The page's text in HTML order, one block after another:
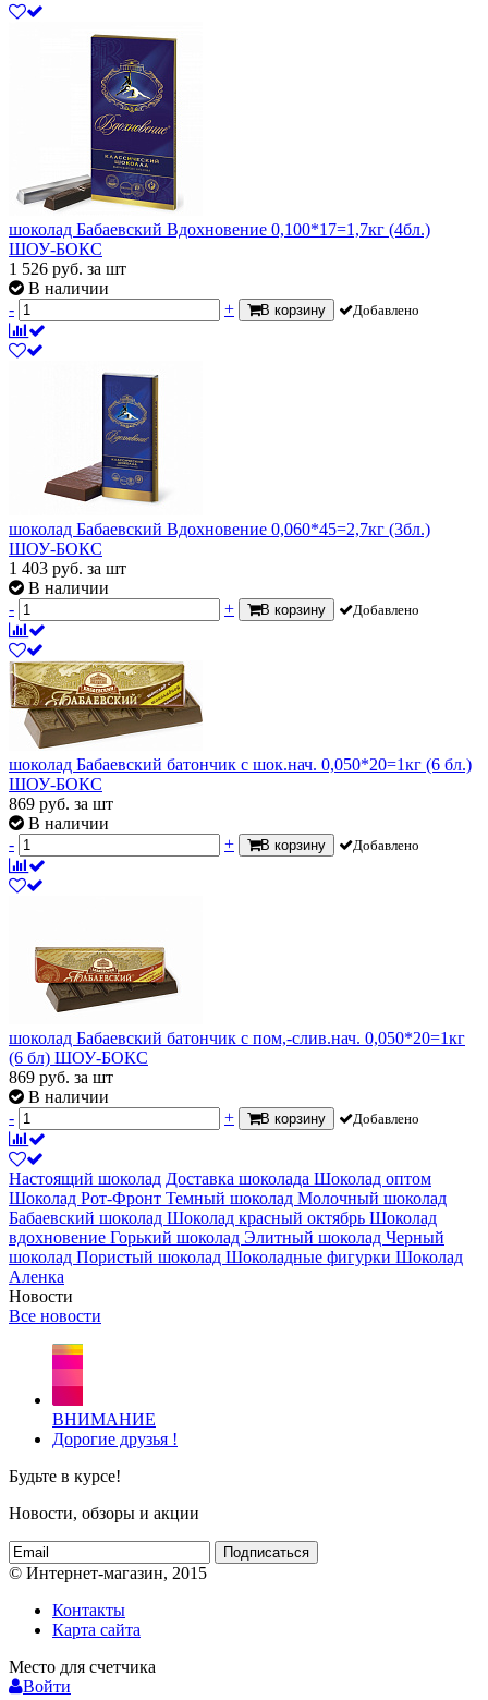
шоколад Бабаевский Вдохновение 0,100*17=1,7кг (4бл.)
ШОУ-БОКС
1 526 руб. за шт
В наличии
-
+ В корзину Добавлено
шоколад Бабаевский Вдохновение 0,060*45=2,7кг (3бл.)
ШОУ-БОКС
1 403 руб. за шт
В наличии
-
+ В корзину Добавлено
шоколад Бабаевский батончик с шок.нач. 0,050*20=1кг (6 бл.)
ШОУ-БОКС
869 руб. за шт
В наличии
-
+ В корзину Добавлено
шоколад Бабаевский батончик с пом,-слив.нач. 0,050*20=1кг
(6 бл) ШОУ-БОКС
869 руб. за шт
В наличии
-
+ В корзину Добавлено
Настоящий шоколад Доставка шоколада Шоколад оптом
Шоколад Рот-Фронт Темный шоколад Молочный шоколад
Бабаевский шоколад Шоколад красный октябрь Шоколад
вдохновение Горький шоколад Элитный шоколад Черный
шоколад Пористый шоколад Шоколадные фигурки Шоколад
Аленка
Новости
Все новости
ВНИМАНИЕ
Дорогие друзья !
Будьте в курсе!
Новости, обзоры и акции
Подписаться
© Интернет-магазин, 2015
Контакты
Карта сайта
Место для счетчика
Войти